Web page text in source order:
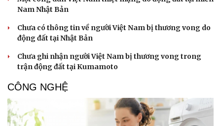
Thông tin doanh nghiệp
Doanh nghiệp 24h
Doanh nhân
Vì cộng đồng
Sành điệu
Nam Nhật Bản
Chưa có thông tin về người Việt Nam bị thương vong do
động đất tại Nhật Bản
Chưa ghi nhận người Việt Nam bị thương vong trong
trận động đất tại Kumamoto
CÔNG NGHỆ